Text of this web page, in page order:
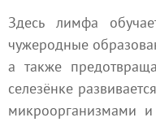
Здесь лимфа
чужеродные
а также
селезёнке
микроорганизмами